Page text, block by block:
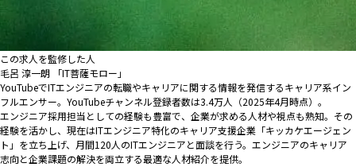
この求人を監修した人
毛呂 淳一朗 「IT菩薩モロー」
YouTubeでITエンジニアの転職やキャリアに関する情報を発信するキャリア系イン
フルエンサー。YouTubeチャンネル登録者数は3.4万人（2025年4月時点）。
エンジニア採用担当としての経験も豊富で、企業が求める人材や視点も熟知。その
経験を活かし、現在はITエンジニア特化のキャリア支援企業「キッカケエージェン
ト」を立ち上げ、月間120人のITエンジニアと面談を行う。エンジニアのキャリア
志向と企業課題の解決を両立する最適な人材紹介を提供。